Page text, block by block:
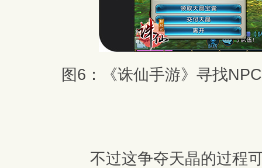
图6：《诛仙手游》寻找
不过这争夺天晶的过程可